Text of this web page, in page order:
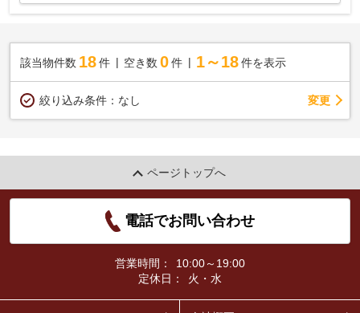
該当物件数 18件 空き数 0 件 1～18 件を表示
絞り込み条件： なし 変更
ページトップへ
電話でお問い合わせ
営業時間：
10:00～19:00
定休日：
火・水